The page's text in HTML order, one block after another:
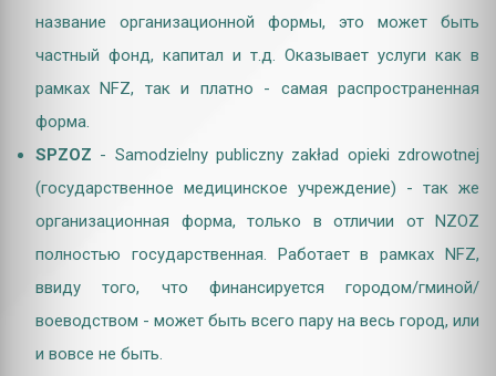
название организационной формы, это может быть
частный фонд, капитал и т.д. Оказывает услуги как в
рамках NFZ, так и платно - самая распространенная
форма.
SPZOZ - Samodzielny publiczny zakład opieki zdrowotnej
(государственное медицинское учреждение) - так же
организационная форма, только в отличии от NZOZ
полностью государственная. Работает в рамках NFZ,
ввиду того, что финансируется городом/гминой/
воеводством - может быть всего пару на весь город, или
и вовсе не быть.